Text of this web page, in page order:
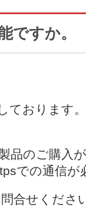
ですか。
ております。
品のご購入
での通信が
合せくださ